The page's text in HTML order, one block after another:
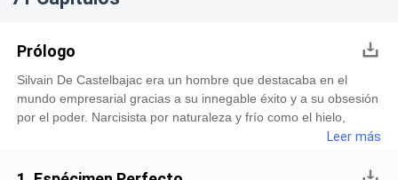
Prólogo
Silvain De Castelbajac era un hombre que destacaba en el
mundo empresarial gracias a su innegable éxito y a su obsesión
por el poder. Narcisista por naturaleza y frío como el hielo,
Ismaíl vivía en un mundo en el que solo importaba él mismo y
con este hombre era diariamente acostumbrar a un ser
Leer más